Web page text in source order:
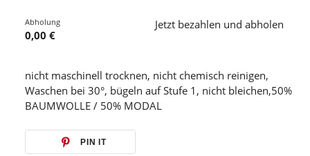
Abholung
0,00 €
Jetzt bezahlen und abholen
nicht maschinell trocknen, nicht chemisch reinigen,
Waschen bei 30°, bügeln auf Stufe 1, nicht bleichen,50%
BAUMWOLLE / 50% MODAL
PIN IT